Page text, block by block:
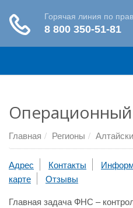
Главная Регионы
Адрес Контакты
карте
Отзывы
Главная задача ФНС –